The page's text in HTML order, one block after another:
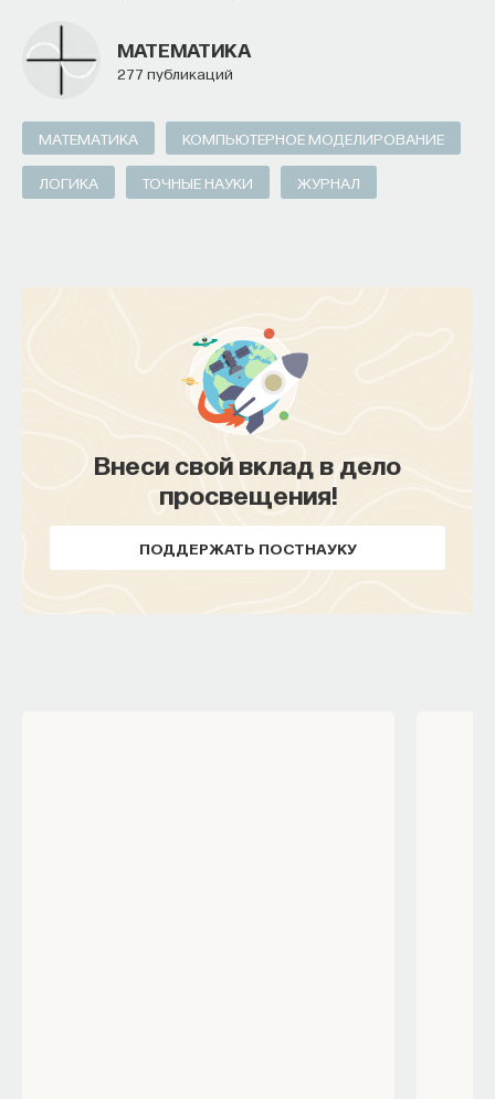
МАТЕМАТИКА
277 публикаций
МАТЕМАТИКА КОМПЬЮТЕРНОЕ МОДЕЛИРОВАНИЕ
ЛОГИКА ТОЧНЫЕ НАУКИ ЖУРНАЛ
Внеси свой вклад в дело
просвещения!
ПОДДЕРЖАТЬ ПОСТНАУКУ